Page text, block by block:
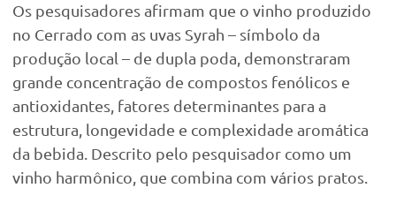
Os pesquisadores afirmam que o vinho produzido
no Cerrado com as uvas Syrah – símbolo da
produção local – de dupla poda, demonstraram
grande concentração de compostos fenólicos e
antioxidantes, fatores determinantes para a
estrutura, longevidade e complexidade aromática
da bebida. Descrito pelo pesquisador como um
vinho harmônico, que combina com vários pratos.